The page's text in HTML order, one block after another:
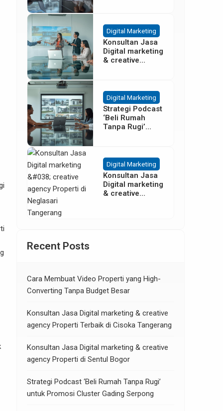
Tangerang
Digital Marketing
Konsultan Jasa
Digital marketing
& creative
Digital Marketing
Strategi Podcast
‘Beli Rumah
Tanpa Rugi’
Digital Marketing
Konsultan Jasa
Digital marketing
& creative
Recent Posts
Cara Membuat Video Properti yang High-
Converting Tanpa Budget Besar
Konsultan Jasa Digital marketing & creative
agency Properti Terbaik di Cisoka Tangerang
Konsultan Jasa Digital marketing & creative
agency Properti di Sentul Bogor
Strategi Podcast ‘Beli Rumah Tanpa Rugi’
untuk Promosi Cluster Gading Serpong